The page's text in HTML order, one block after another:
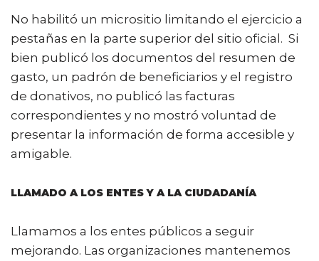
No habilitó un micrositio limitando el ejercicio a
pestañas en la parte superior del sitio oficial. Si
bien publicó los documentos del resumen de
gasto, un padrón de beneficiarios y el registro
de donativos, no publicó las facturas
correspondientes y no mostró voluntad de
presentar la información de forma accesible y
amigable.
LLAMADO A LOS ENTES Y A LA CIUDADANÍA
Llamamos a los entes públicos a seguir
mejorando. Las organizaciones mantenemos